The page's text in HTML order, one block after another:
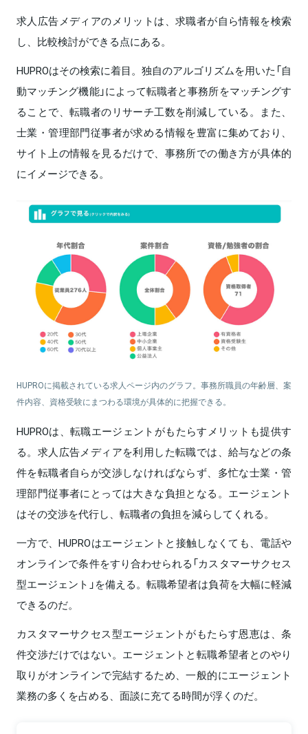
求人広告メディアのメリットは、求職者が自ら情報を検索
し、比較検討ができる点にある。
HUPROはその検索に着目。独自のアルゴリズムを用いた「自
動マッチング機能」によって転職者と事務所をマッチングす
ることで、転職者のリサーチ工数を削減している。また、
士業・管理部門従事者が求める情報を豊富に集めており、
サイト上の情報を見るだけで、事務所での働き方が具体的
にイメージできる。
HUPROに掲載されている求人ページ内のグラフ。事務所職員の年齢層、案
件内容、資格受験にまつわる環境が具体的に把握できる。
HUPROは、転職エージェントがもたらすメリットも提供す
る。求人広告メディアを利用した転職では、給与などの条
件を転職者自らが交渉しなければならず、多忙な士業・管
理部門従事者にとっては大きな負担となる。エージェント
はその交渉を代行し、転職者の負担を減らしてくれる。
一方で、HUPROはエージェントと接触しなくても、電話や
オンラインで条件をすり合わせられる「カスタマーサクセス
型エージェント」を備える。転職希望者は負荷を大幅に軽減
できるのだ。
カスタマーサクセス型エージェントがもたらす恩恵は、条
件交渉だけではない。エージェントと転職希望者とのやり
取りがオンラインで完結するため、一般的にエージェント
業務の多くを占める、面談に充てる時間が浮くのだ。